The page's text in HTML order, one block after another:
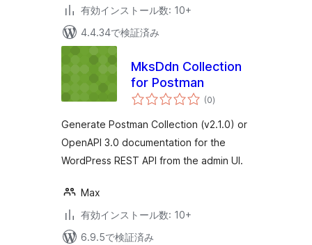
有効インストール数: 10+
4.4.34で検証済み
MksDdn Collection
for Postman
(0個
の
価
)
Generate Postman Collection (v2.1.0) or
OpenAPI 3.0 documentation for the
WordPress REST API from the admin UI.
Max
有効インストール数: 10+
6.9.5で検証済み